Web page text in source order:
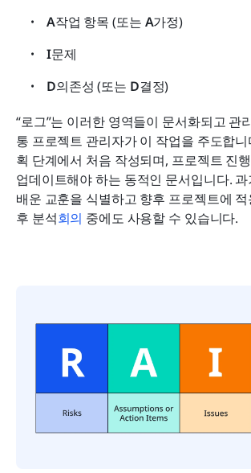
A작업 항목 (또는 A가정)
I문제
D의존성 (또는 D결정)
“로그”는 이러한 영역들이 문서화되고 관
통 프로젝트 관리자가 이 작업을 주도합
획 단계에서 처음 작성되며, 프로젝트 진
업데이트해야 하는 동적인 문서입니다.
배운 교훈을 식별하고 향후 프로젝트에
후 분석회의 중에도 사용할 수 있습니다.